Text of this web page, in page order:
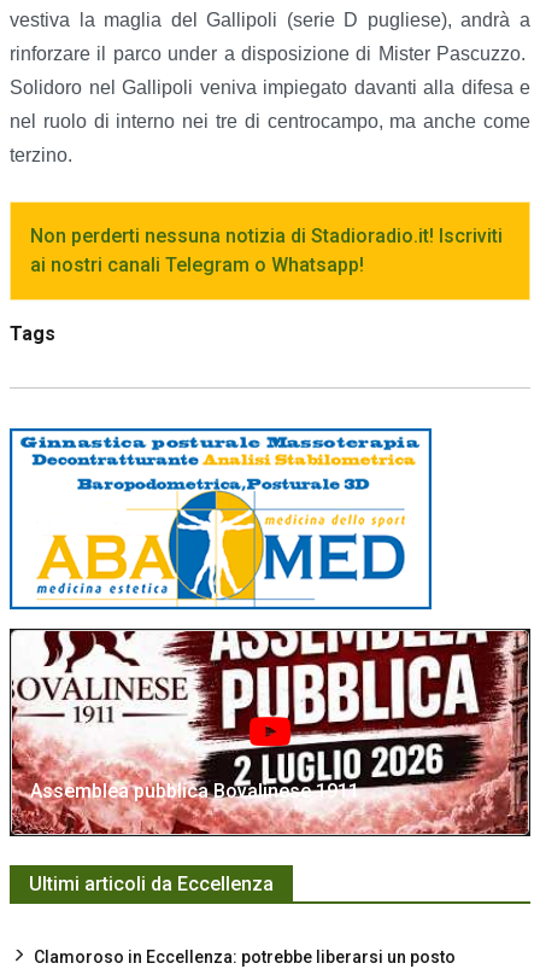
vestiva la maglia del Gallipoli (serie D pugliese), andrà a
rinforzare il parco under a disposizione di Mister Pascuzzo.
Solidoro nel Gallipoli veniva impiegato davanti alla difesa e
nel ruolo di interno nei tre di centrocampo, ma anche come
terzino.
Non perderti nessuna notizia di Stadioradio.it! Iscriviti
ai nostri canali Telegram o Whatsapp!
Tags
Assemblea pubblica Bovalinese 1911
Ultimi articoli da Eccellenza
Clamoroso in Eccellenza: potrebbe liberarsi un posto